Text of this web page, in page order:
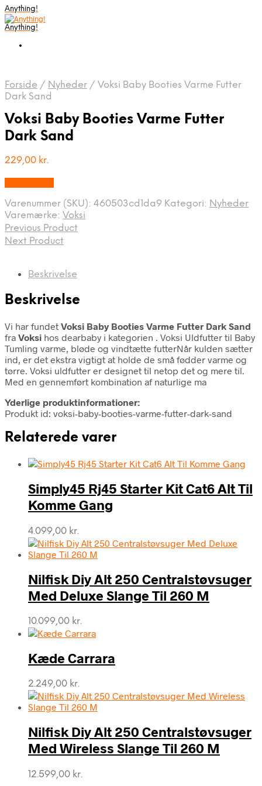
Anything!
Anything!
Forside / Nyheder / Voksi Baby Booties Varme Futter
Dark Sand
Voksi Baby Booties Varme Futter
Dark Sand
229,00 kr.
Varenummer (SKU): 460503cd1da9 Kategori: Nyheder
Varemærke: Voksi
Previous Product
Next Product
Beskrivelse
Beskrivelse
Vi har fundet Voksi Baby Booties Varme Futter Dark Sand
fra Voksi hos dearbaby i kategorien . Voksi Uldfutter til Baby
Tumling varme, bløde og vindtætte futterNår kulden sætter
ind, er det ekstra vigtigt at holde de små fødder varme og
tørre. Voksi uldfutter er designet til netop det og mere til.
Med en gennemført kombination af naturlige ma
Yderlige produktinformationer:
Produkt id: voksi-baby-booties-varme-futter-dark-sand
Relaterede varer
Simply45 Rj45 Starter Kit Cat6 Alt Til
Komme Gang
4.099,00 kr.
Nilfisk Diy Alt 250 Centralstøvsuger
Med Deluxe Slange Til 260 M
10.099,00 kr.
Kæde Carrara
2.249,00 kr.
Nilfisk Diy Alt 250 Centralstøvsuger
Med Wireless Slange Til 260 M
12.599,00 kr.